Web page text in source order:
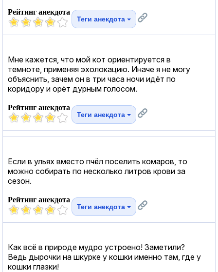
Рейтинг анекдота
Теги анекдота
Мне кажется, что мой кот ориентируется в
темноте, применяя эхолокацию. Иначе я не могу
объяснить, зачем он в три часа ночи идёт по
коридору и орёт дурным голосом.
Рейтинг анекдота
Теги анекдота
Если в ульях вместо пчёл поселить комаров, то
можно собирать по несколько литров крови за
сезон.
Рейтинг анекдота
Теги анекдота
Как всё в природе мудро устроено! Заметили?
Ведь дырочки на шкурке у кошки именно там, где у
кошки глазки!